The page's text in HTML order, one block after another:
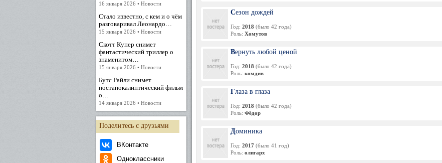
16 января 2026 • Новости
Стало известно, с кем и о чём
разговаривал Леонардо…
15 января 2026 • Новости
Скотт Купер снимет
фантастический триллер о
знаменитом…
15 января 2026 • Новости
Бутс Райли снимет
постапокалиптический фильм
о…
14 января 2026 • Новости
Поделитесь с друзьями
ВКонтакте
Одноклассники
Сезон дождей
Год: 2018 (было 42 года)
Роль: Хомутов
Вернуть любой ценой
Год: 2018 (было 42 года)
Роль: комдив
Глаза в глаза
Год: 2018 (было 42 года)
Роль: Фёдор
Доминика
Год: 2017 (было 41 год)
Роль: олигарх